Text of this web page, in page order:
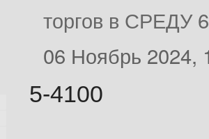
торгов в СРЕДУ
06 Ноябрь 2024,
5-4100